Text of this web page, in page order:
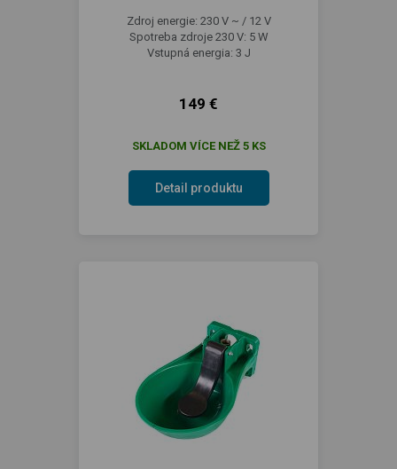
Zdroj energie: 230 V ~ / 12 V
Spotreba zdroje 230 V: 5 W
Vstupná energia: 3 J
149 €
SKLADOM VÍCE NEŽ 5 KS
Detail produktu